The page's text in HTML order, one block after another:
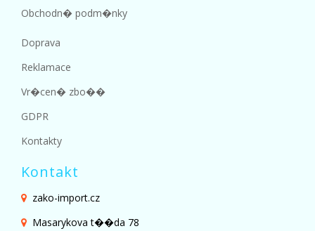
Obchodn� podm�nky
Doprava
Reklamace
Vr�cen� zbo��
GDPR
Kontakty
Kontakt
zako-import.cz
Masarykova t��da 78